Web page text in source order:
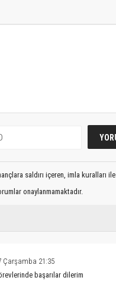
saldırı içeren, imla kuralları ile
onaylanmamaktadır.
Çarşamba 21:35
başarılar dilerim